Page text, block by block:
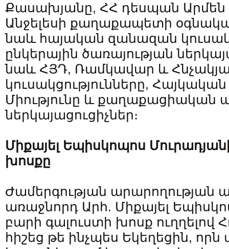
Քասախյանը, ՀՀ դեսպան Արմեն
Անջելեսի քաղաքապետի
նաև հայական զանազան
ընկերային ծառայության
նաև ՀՅԴ, Ռամկավար և
կուսակցությունները,
Միությունը և քաղաքացիական
ներկայացուցիչներ։
Միքայել Եպիսկոպոս
խոսքը
Ժամերգության արարողության
առաջնորդ Արհ. Միքայել
բարի գալուստի խոսք ուղղելով
հիշեց թե ինչպես Եկեղեցին, որն